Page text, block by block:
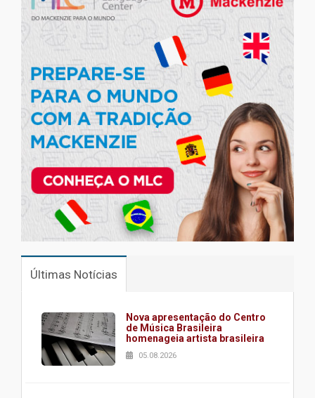
Últimas Notícias
Nova apresentação do Centro
de Música Brasileira
homenageia artista brasileira
05.08.2026